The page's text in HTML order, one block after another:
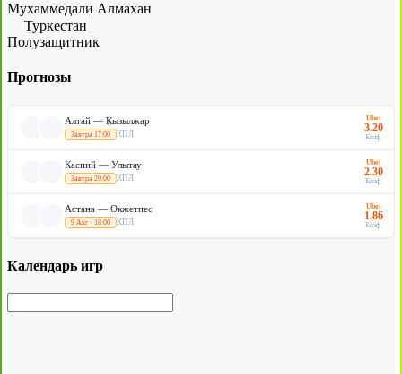
Мухаммедали Алмахан
Туркестан |
Полузащитник
Прогнозы
Алтай — Кызылжар
Завтра 17:00 КПЛ
Ubet
3.20
Коэф.
Каспий — Улытау
Завтра 20:00 КПЛ
Ubet
2.30
Коэф.
Астана — Окжетпес
9 Авг · 18:00 КПЛ
Ubet
1.86
Коэф.
Календарь игр